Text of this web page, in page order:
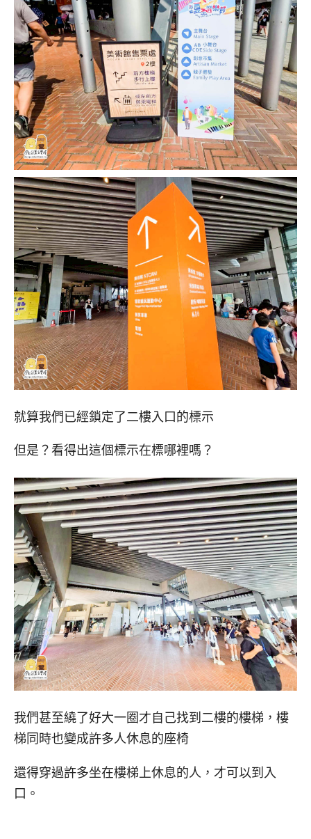
就算我們已經鎖定了二樓入口的標示
但是？看得出這個標示在標哪裡嗎？
我們甚至繞了好大一圈才自己找到二樓的樓梯，樓
梯同時也變成許多人休息的座椅
還得穿過許多坐在樓梯上休息的人，才可以到入
口。